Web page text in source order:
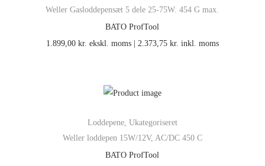
Weller Gasloddepensæt 5 dele 25-75W. 454 G max.
BATO ProfTool
1.899,00 kr. ekskl. moms | 2.373,75 kr. inkl. moms
Loddepene, Ukategoriseret
Weller loddepen 15W/12V, AC/DC 450 C
BATO ProfTool